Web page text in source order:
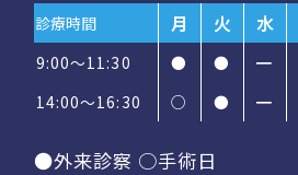
診療時間 月 火 水
9:00～11:30 ● ● ━
14:00〜16:30
○ ● ━
●外来診察 ○手術日